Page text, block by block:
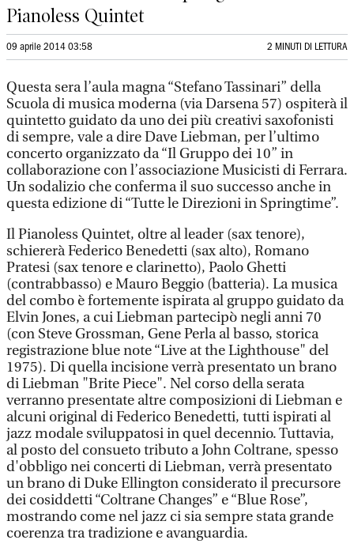
Pianoless Quintet
09 aprile 2014 03:58 2 MINUTI DI LETTURA
Questa sera l’aula magna “Stefano Tassinari” della
Scuola di musica moderna (via Darsena 57) ospiterà il
quintetto guidato da uno dei più creativi saxofonisti
di sempre, vale a dire Dave Liebman, per l’ultimo
concerto organizzato da “Il Gruppo dei 10” in
collaborazione con l’associazione Musicisti di Ferrara.
Un sodalizio che conferma il suo successo anche in
questa edizione di “Tutte le Direzioni in Springtime”.
Il Pianoless Quintet, oltre al leader (sax tenore),
schiererà Federico Benedetti (sax alto), Romano
Pratesi (sax tenore e clarinetto), Paolo Ghetti
(contrabbasso) e Mauro Beggio (batteria). La musica
del combo è fortemente ispirata al gruppo guidato da
Elvin Jones, a cui Liebman partecipò negli anni 70
(con Steve Grossman, Gene Perla al basso, storica
registrazione blue note “Live at the Lighthouse" del
1975). Di quella incisione verrà presentato un brano
di Liebman "Brite Piece". Nel corso della serata
verranno presentate altre composizioni di Liebman e
alcuni original di Federico Benedetti, tutti ispirati al
jazz modale sviluppatosi in quel decennio. Tuttavia,
al posto del consueto tributo a John Coltrane, spesso
d'obbligo nei concerti di Liebman, verrà presentato
un brano di Duke Ellington considerato il precursore
dei cosiddetti “Coltrane Changes” e “Blue Rose”,
mostrando come nel jazz ci sia sempre stata grande
coerenza tra tradizione e avanguardia.